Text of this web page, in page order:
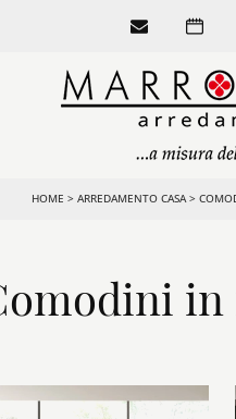
HOME > ARREDAMENTO CASA>